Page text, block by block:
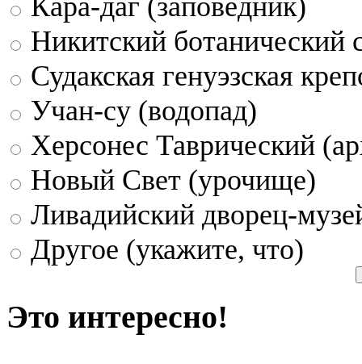
Никитский ботанический
Судакская генуэзская
Учан-су (водопад)
Херсонес Таврический
Новый Свет (урочище)
Ливадийский дворец-
Другое (укажите, что)
Это интересно!